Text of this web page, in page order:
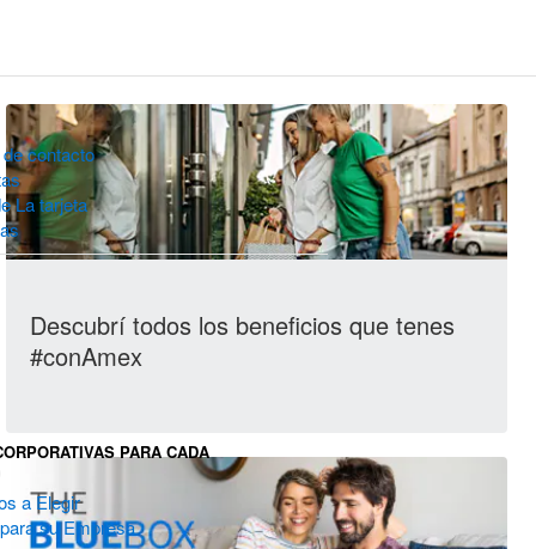
contacto
La tarjeta
PARA CADA
a Elegir
su Empresa
Descubrí todos los beneficios que tenes
#conAmex